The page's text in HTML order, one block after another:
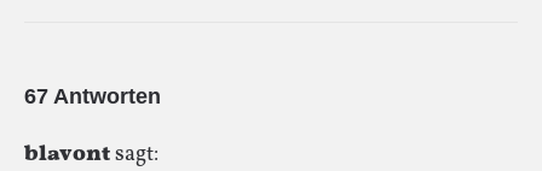
67 Antworten
blavontsagt: